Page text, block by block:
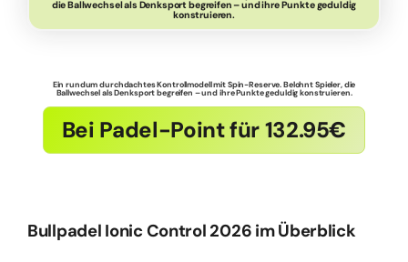
die Ballwechsel als Denksport begreifen – und ihre Punkte geduldig
konstruieren.
Ein rundum durchdachtes Kontrollmodell mit Spin-Reserve. Belohnt Spieler, die
Ballwechsel als Denksport begreifen – und ihre Punkte geduldig konstruieren.
Bei Padel-Point für 132.95€
Bullpadel Ionic Control 2026 im Überblick